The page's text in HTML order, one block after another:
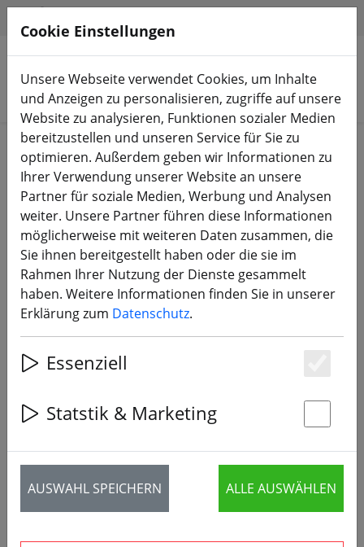
Produkte suchen
Start 3D Druck
GEPRC Mark5 O3 Air Unit Halterung
3D Druck TPU Rot
‹ ›
Cookie Einstellungen
Unsere Webseite verwendet Cookies, um Inhalte
und Anzeigen zu personalisieren, zugriffe auf unsere
Website zu analysieren, Funktionen sozialer Medien
bereitzustellen und unseren Service für Sie zu
optimieren. Außerdem geben wir Informationen zu
Ihrer Verwendung unserer Website an unsere
Partner für soziale Medien, Werbung und Analysen
weiter. Unsere Partner führen diese Informationen
möglicherweise mit weiteren Daten zusammen, die
Sie ihnen bereitgestellt haben oder die sie im
Rahmen Ihrer Nutzung der Dienste gesammelt
haben. Weitere Informationen finden Sie in unserer
Erklärung zum Datenschutz.
Essenziell
Statstik & Marketing
AUSWAHL SPEICHERN ALLE AUSWÄHLEN